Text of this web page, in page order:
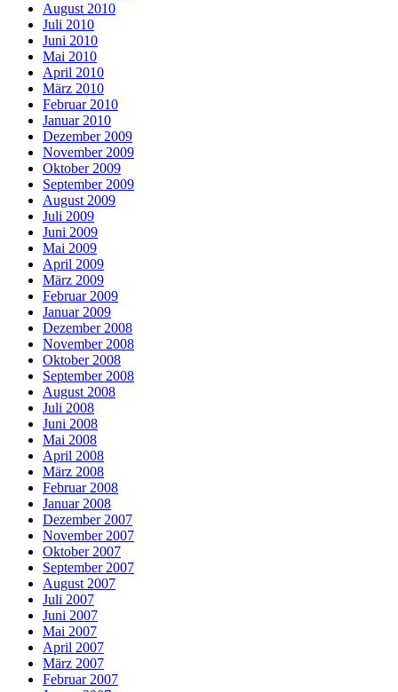
August 2010
Juli 2010
Juni 2010
Mai 2010
April 2010
März 2010
Februar 2010
Januar 2010
Dezember 2009
November 2009
Oktober 2009
September 2009
August 2009
Juli 2009
Juni 2009
Mai 2009
April 2009
März 2009
Februar 2009
Januar 2009
Dezember 2008
November 2008
Oktober 2008
September 2008
August 2008
Juli 2008
Juni 2008
Mai 2008
April 2008
März 2008
Februar 2008
Januar 2008
Dezember 2007
November 2007
Oktober 2007
September 2007
August 2007
Juli 2007
Juni 2007
Mai 2007
April 2007
März 2007
Februar 2007